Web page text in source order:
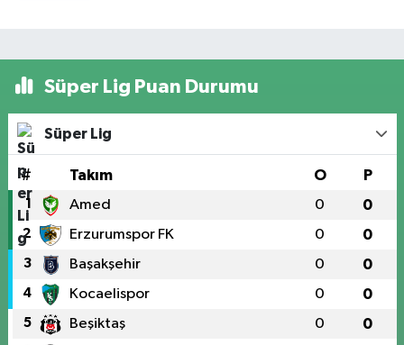
Süper Lig Puan Durumu
Süper Lig
# Takım O P
1 Amed 0 0
2 Erzurumspor FK 0 0
3 Başakşehir 0 0
4 Kocaelispor 0 0
5 Beşiktaş 0 0